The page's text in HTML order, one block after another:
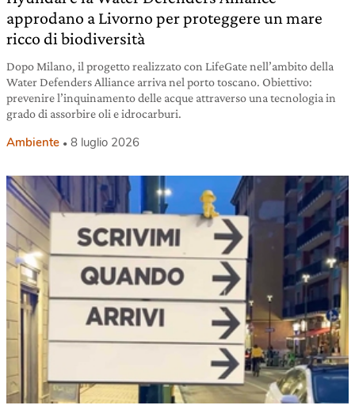
approdano a Livorno per proteggere un mare
ricco di biodiversità
Dopo Milano, il progetto realizzato con LifeGate nell’ambito della
Water Defenders Alliance arriva nel porto toscano. Obiettivo:
prevenire l’inquinamento delle acque attraverso una tecnologia in
grado di assorbire oli e idrocarburi.
Ambiente 8 luglio 2026